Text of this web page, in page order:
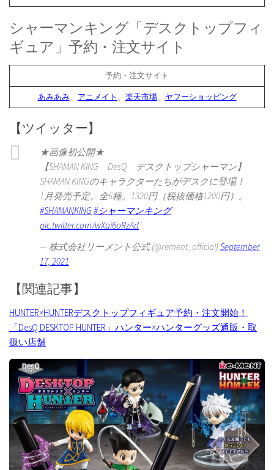
シャーマンキング「デスクトップフィ
ギュア」予約・注文サイト
予約・注文サイト
あみあみ、 アニメイト 、 楽天市場、 ヤフーショッピング
【ツイッター】
★画像初公開★
【SHAMAN KING DesQ デスクトップシャーマン】
SHAMAN KINGのキャラクターたちがデスクに登場！
1月発売予定。全6種。1320円（税抜価格1200円）。
#SHAMANKING#シャーマンキング
pic.twitter.com/wXai6oRzAd
— 株式会社リーメント公式 (@rement_official) September
17, 2021
【関連記事】
HUNTER×HUNTERデスクトップフィギュア予約・注文開始！
「DesQ DESKTOP HUNTER」ハンター×ハンターグッズ通販・取
扱い店舗